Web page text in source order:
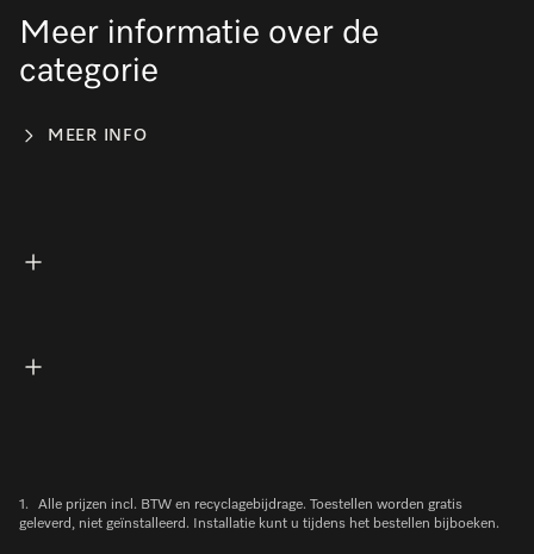
Meer informatie over de
categorie
MEER INFO
1.
Alle prijzen incl. BTW en recyclagebijdrage. Toestellen worden gratis
geleverd, niet geïnstalleerd. Installatie kunt u tijdens het bestellen bijboeken.